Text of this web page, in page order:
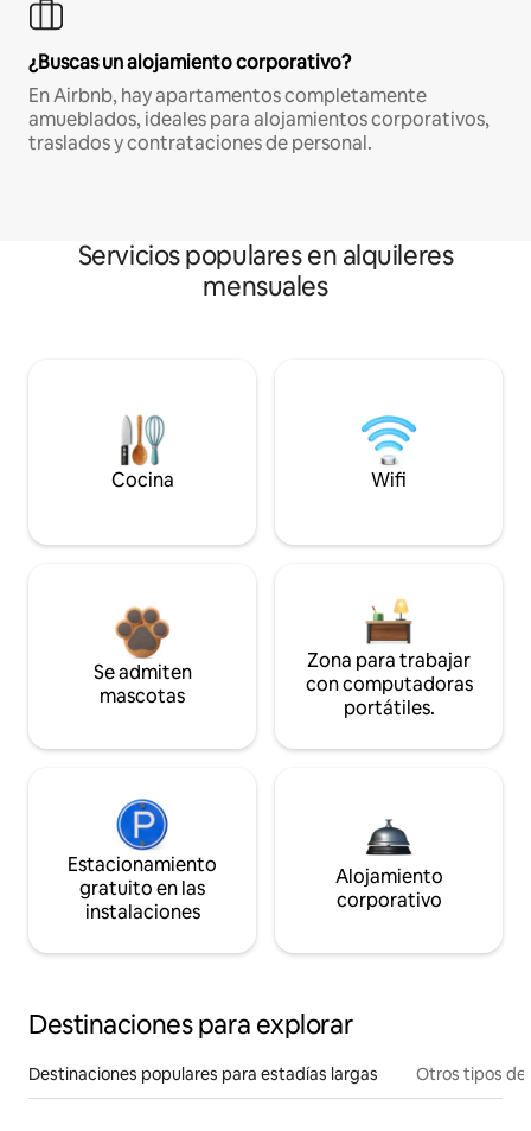
¿Buscas un alojamiento corporativo?
En Airbnb, hay apartamentos completamente
amueblados, ideales para alojamientos corporativos,
traslados y contrataciones de personal.
Servicios populares en alquileres
mensuales
Cocina Wifi
Se admiten
mascotas
Zona para trabajar
con computadoras
portátiles.
Estacionamiento
gratuito en las
instalaciones
Alojamiento
corporativo
Destinaciones para explorar
Destinaciones populares para estadías largas Otros tipos de